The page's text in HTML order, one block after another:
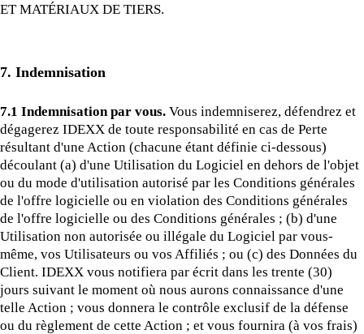
ET MATÉRIAUX DE TIERS.
7. Indemnisation
7.1 Indemnisation par vous. Vous indemniserez, défendrez et
dégagerez IDEXX de toute responsabilité en cas de Perte
résultant d'une Action (chacune étant définie ci-dessous)
découlant (a) d'une Utilisation du Logiciel en dehors de l'objet
ou du mode d'utilisation autorisé par les Conditions générales
de l'offre logicielle ou en violation des Conditions générales
de l'offre logicielle ou des Conditions générales ; (b) d'une
Utilisation non autorisée ou illégale du Logiciel par vous-
même, vos Utilisateurs ou vos Affiliés ; ou (c) des Données du
Client. IDEXX vous notifiera par écrit dans les trente (30)
jours suivant le moment où nous aurons connaissance d'une
telle Action ; vous donnera le contrôle exclusif de la défense
ou du règlement de cette Action ; et vous fournira (à vos frais)